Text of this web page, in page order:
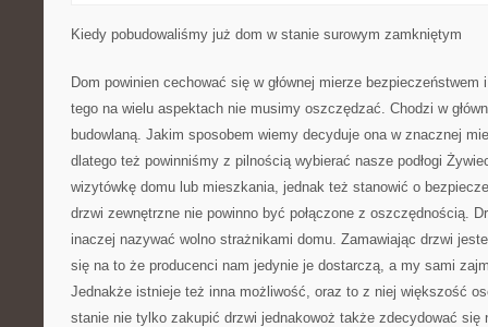
Kiedy pobudowaliśmy już dom w stanie surowym zamkniętym
Dom powinien cechować się w głównej mierze
tego na wielu aspektach nie musimy oszczędzać. Chodzi w
budowlaną. Jakim sposobem wiemy decyduje ona w znacznej
dlatego też powinniśmy z pilnością wybierać nasze podłogi
wizytówkę domu lub mieszkania, jednak też stanowić o
drzwi zewnętrzne nie powinno być połączone z oszczędnością.
inaczej nazywać wolno strażnikami domu. Zamawiając drzwi
się na to że producenci nam jedynie je dostarczą, a my sami
Jednakże istnieje też inna możliwość, oraz to z niej większość
stanie nie tylko zakupić drzwi jednakowoż także zdecydować się